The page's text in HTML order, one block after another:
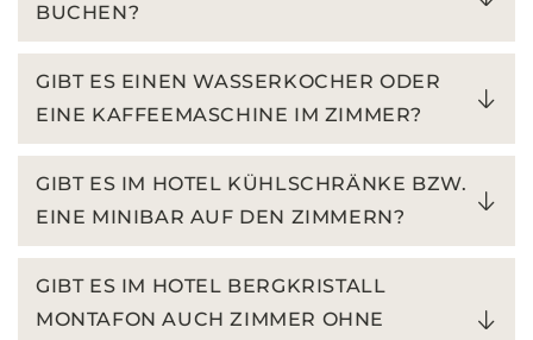
BUCHEN?
GIBT ES EINEN WASSERKOCHER ODER
EINE KAFFEEMASCHINE IM ZIMMER?
GIBT ES IM HOTEL KÜHLSCHRÄNKE BZW.
EINE MINIBAR AUF DEN ZIMMERN?
GIBT ES IM HOTEL BERGKRISTALL
MONTAFON AUCH ZIMMER OHNE